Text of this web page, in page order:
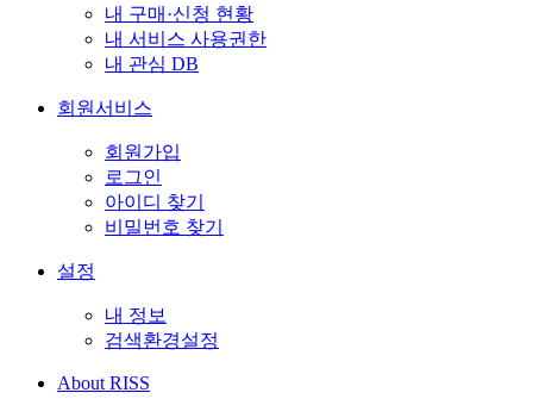
내 구매·신청 현황
내 서비스 사용권한
내 관심 DB
회원서비스
회원가입
로그인
아이디 찾기
비밀번호 찾기
설정
내 정보
검색환경설정
About RISS